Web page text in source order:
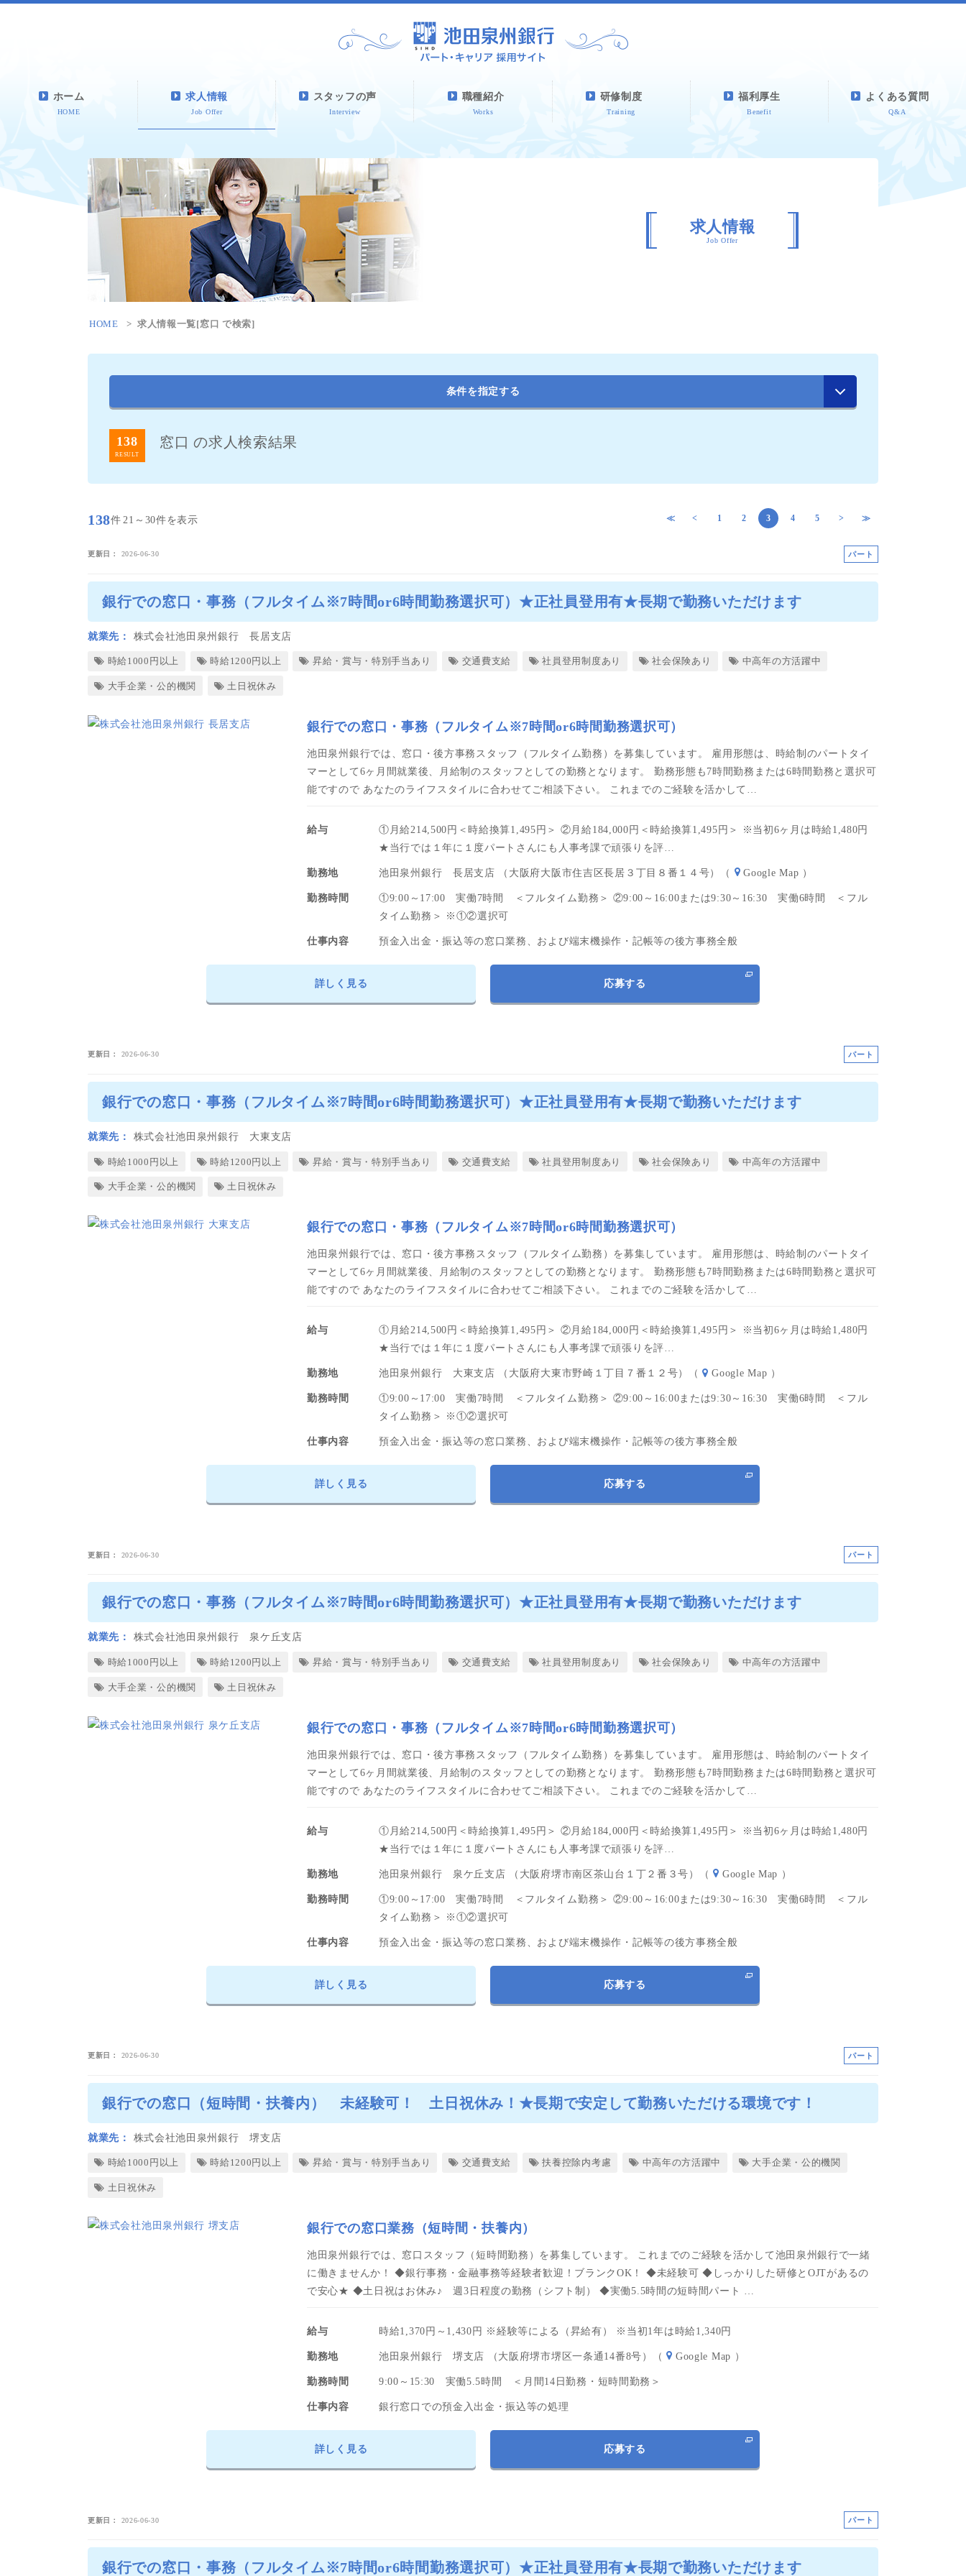
ホーム
HOME
求人情報
Job Offer
スタッフの声
Interview
職種紹介
Works
研修制度
Training
福利厚生
Benefit
よくある質問
Q&A
求人情報
Job Offer
HOME 求人情報一覧[窓口 で検索]
条件を指定する
138
RESULT
窓口 の求人検索結果
138件 21～30件を表示 ≪ < 1 2 3 4 5 > ≫
更新日 2026-06-30 パート
銀行での窓口・事務（フルタイム※7時間or6時間勤務選択可）★正社員登用有★長期で勤務いただけます
就業先 株式会社池田泉州銀行 長居支店
時給1000円以上 時給1200円以上 昇給・賞与・特別手当あり 交通費支給 社員登用制度あり 社会保険あり 中高年の方活躍中
大手企業・公的機関 土日祝休み
銀行での窓口・事務（フルタイム※7時間or6時間勤務選択可）
池田泉州銀行では、窓口・後方事務スタッフ（フルタイム勤務）を募集しています。 雇用形態は、時給制のパートタイ
マーとして6ヶ月間就業後、月給制のスタッフとしての勤務となります。 勤務形態も7時間勤務または6時間勤務と選択可
能ですので あなたのライフスタイルに合わせてご相談下さい。 これまでのご経験を活かして…
給与
①月給214,500円＜時給換算1,495円＞ ②月給184,000円＜時給換算1,495円＞ ※当初6ヶ月は時給1,480円
★当行では１年に１度パートさんにも人事考課で頑張りを評…
勤務地 池田泉州銀行 長居支店 （大阪府大阪市住吉区長居３丁目８番１４号）（ Google Map ）
勤務時間
①9:00～17:00 実働7時間 ＜フルタイム勤務＞ ②9:00～16:00または9:30～16:30 実働6時間 ＜フル
タイム勤務＞ ※①②選択可
仕事内容 預金入出金・振込等の窓口業務、および端末機操作・記帳等の後方事務全般
詳しく見る 応募する
更新日 2026-06-30 パート
銀行での窓口・事務（フルタイム※7時間or6時間勤務選択可）★正社員登用有★長期で勤務いただけます
就業先 株式会社池田泉州銀行 大東支店
時給1000円以上 時給1200円以上 昇給・賞与・特別手当あり 交通費支給 社員登用制度あり 社会保険あり 中高年の方活躍中
大手企業・公的機関 土日祝休み
銀行での窓口・事務（フルタイム※7時間or6時間勤務選択可）
池田泉州銀行では、窓口・後方事務スタッフ（フルタイム勤務）を募集しています。 雇用形態は、時給制のパートタイ
マーとして6ヶ月間就業後、月給制のスタッフとしての勤務となります。 勤務形態も7時間勤務または6時間勤務と選択可
能ですので あなたのライフスタイルに合わせてご相談下さい。 これまでのご経験を活かして…
給与
①月給214,500円＜時給換算1,495円＞ ②月給184,000円＜時給換算1,495円＞ ※当初6ヶ月は時給1,480円
★当行では１年に１度パートさんにも人事考課で頑張りを評…
勤務地 池田泉州銀行 大東支店 （大阪府大東市野崎１丁目７番１２号）（ Google Map ）
勤務時間
①9:00～17:00 実働7時間 ＜フルタイム勤務＞ ②9:00～16:00または9:30～16:30 実働6時間 ＜フル
タイム勤務＞ ※①②選択可
仕事内容 預金入出金・振込等の窓口業務、および端末機操作・記帳等の後方事務全般
詳しく見る 応募する
更新日 2026-06-30 パート
銀行での窓口・事務（フルタイム※7時間or6時間勤務選択可）★正社員登用有★長期で勤務いただけます
就業先 株式会社池田泉州銀行 泉ケ丘支店
時給1000円以上 時給1200円以上 昇給・賞与・特別手当あり 交通費支給 社員登用制度あり 社会保険あり 中高年の方活躍中
大手企業・公的機関 土日祝休み
銀行での窓口・事務（フルタイム※7時間or6時間勤務選択可）
池田泉州銀行では、窓口・後方事務スタッフ（フルタイム勤務）を募集しています。 雇用形態は、時給制のパートタイ
マーとして6ヶ月間就業後、月給制のスタッフとしての勤務となります。 勤務形態も7時間勤務または6時間勤務と選択可
能ですので あなたのライフスタイルに合わせてご相談下さい。 これまでのご経験を活かして…
給与
①月給214,500円＜時給換算1,495円＞ ②月給184,000円＜時給換算1,495円＞ ※当初6ヶ月は時給1,480円
★当行では１年に１度パートさんにも人事考課で頑張りを評…
勤務地 池田泉州銀行 泉ケ丘支店 （大阪府堺市南区茶山台１丁２番３号）（ Google Map ）
勤務時間
①9:00～17:00 実働7時間 ＜フルタイム勤務＞ ②9:00～16:00または9:30～16:30 実働6時間 ＜フル
タイム勤務＞ ※①②選択可
仕事内容 預金入出金・振込等の窓口業務、および端末機操作・記帳等の後方事務全般
詳しく見る 応募する
更新日 2026-06-30 パート
銀行での窓口（短時間・扶養内） 未経験可！ 土日祝休み！★長期で安定して勤務いただける環境です！
就業先 株式会社池田泉州銀行 堺支店
時給1000円以上 時給1200円以上 昇給・賞与・特別手当あり 交通費支給 扶養控除内考慮 中高年の方活躍中 大手企業・公的機関
土日祝休み
銀行での窓口業務（短時間・扶養内）
池田泉州銀行では、窓口スタッフ（短時間勤務）を募集しています。 これまでのご経験を活かして池田泉州銀行で一緒
に働きませんか！ ◆銀行事務・金融事務等経験者歓迎！ブランクOK！ ◆未経験可 ◆しっかりした研修とOJTがあるの
で安心★ ◆土日祝はお休み♪ 週3日程度の勤務（シフト制） ◆実働5.5時間の短時間パート …
給与 時給1,370円～1,430円 ※経験等による（昇給有） ※当初1年は時給1,340円
勤務地 池田泉州銀行 堺支店 （大阪府堺市堺区一条通14番8号）（ Google Map ）
勤務時間 9:00～15:30 実働5.5時間 ＜月間14日勤務・短時間勤務＞
仕事内容 銀行窓口での預金入出金・振込等の処理
詳しく見る 応募する
更新日 2026-06-30 パート
銀行での窓口・事務（フルタイム※7時間or6時間勤務選択可）★正社員登用有★長期で勤務いただけます